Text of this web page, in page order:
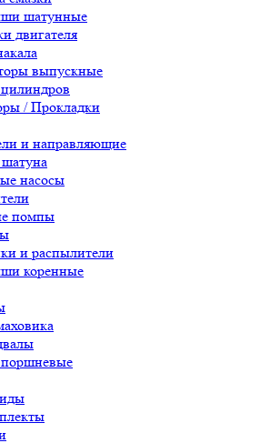
шатунные
двигателя
выпускные
/ Прокладки
и направляющие
насосы
помпы
и распылители
коренные